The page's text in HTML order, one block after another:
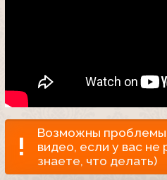
Возможны проблемы
видео, если у вас не
знаете, что делать)